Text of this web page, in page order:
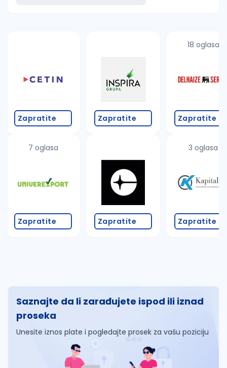
proverite pravopisne greške (koristite č, ć, š, đ,
promenite odabrane filtere pretrage
Zapratite
7 oglasa
Zapratite
Zapratite
Zapratite
18 oglasa
Zapratite
3 oglasa
Zapratite
Saznajte da li zarađujete ispod ili iznad
proseka
Unesite iznos plate i pogledajte prosek za vašu poziciju